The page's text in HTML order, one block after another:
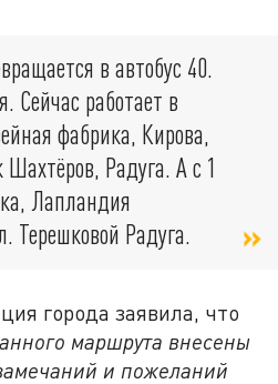
в автобус 40.
Сейчас работает в
фабрика, Кирова,
Радуга. А с 1
Лапландия
Терешковой Радуга.
города заявила, что
маршрута внесены
и пожеланий